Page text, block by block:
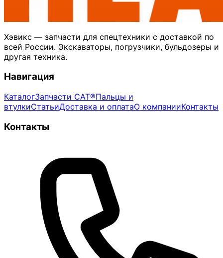
Хэвикс — запчасти для спецтехники с доставкой по
всей России. Экскаваторы, погрузчики, бульдозеры и
другая техника.
Навигация
КаталогЗапчасти CAT®Пальцы и
втулкиСтатьиДоставка и оплатаО компанииКонтакты
Контакты